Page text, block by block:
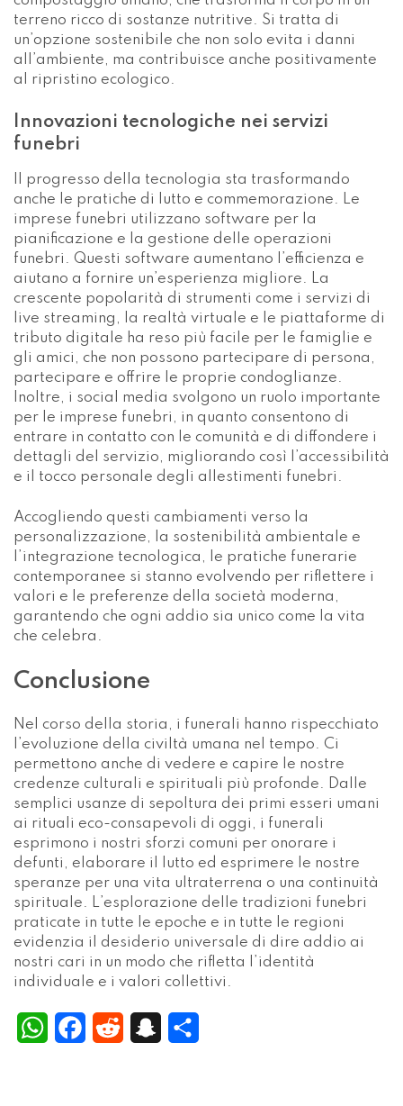
imprese funebri utilizzano software per la
pianificazione e la gestione delle operazioni
funebri. Questi software aumentano l’efficienza e
aiutano a fornire un’esperienza migliore. La
live streaming, la realtà virtuale e le piattaforme di
tributo digitale ha reso più facile per le famiglie e
gli amici, che non possono partecipare di persona,
partecipare e offrire le proprie condoglianze.
Inoltre, i social media svolgono un ruolo importante
per le imprese funebri, in quanto consentono di
entrare in contatto con le comunità e di diffondere i
dettagli del servizio, migliorando così l’accessibilità
e il tocco personale degli allestimenti funebri.
Accogliendo questi cambiamenti verso la
personalizzazione, la sostenibilità ambientale e
l’integrazione tecnologica, le pratiche funerarie
contemporanee si stanno evolvendo per riflettere i
valori e le preferenze della società moderna,
garantendo che ogni addio sia unico come la vita
che celebra.
Conclusione
Nel corso della storia, i funerali hanno rispecchiato
l’evoluzione della civiltà umana nel tempo. Ci
permettono anche di vedere e capire le nostre
credenze culturali e spirituali più profonde. Dalle
semplici usanze di sepoltura dei primi esseri umani
ai rituali eco-consapevoli di oggi, i funerali
esprimono i nostri sforzi comuni per onorare i
speranze per una vita ultraterrena o una continuità
praticate in tutte le epoche e in tutte le regioni
evidenzia il desiderio universale di dire addio ai
nostri cari in un modo che rifletta l’identità
individuale e i valori collettivi.
WhatsApp
Facebook
RedditSnapchatCondividi
Navigazione
articoli
Galateo Funebre: I
comportamenti da